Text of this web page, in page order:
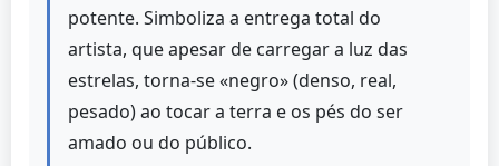
potente. Simboliza a entrega total do
artista, que apesar de carregar a luz das
estrelas, torna-se «negro» (denso, real,
pesado) ao tocar a terra e os pés do ser
amado ou do público.